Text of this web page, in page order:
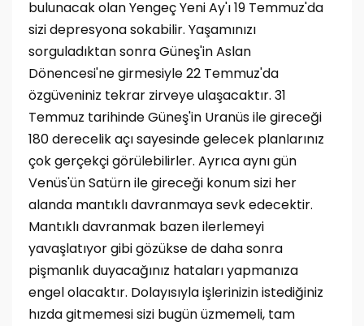
bulunacak olan Yengeç Yeni Ay'ı 19 Temmuz'da
sizi depresyona sokabilir. Yaşamınızı
sorguladıktan sonra Güneş'in Aslan
Dönencesi'ne girmesiyle 22 Temmuz'da
özgüveniniz tekrar zirveye ulaşacaktır. 31
Temmuz tarihinde Güneş'in Uranüs ile gireceği
180 derecelik açı sayesinde gelecek planlarınız
çok gerçekçi görülebilirler. Ayrıca aynı gün
Venüs'ün Satürn ile gireceği konum sizi her
alanda mantıklı davranmaya sevk edecektir.
Mantıklı davranmak bazen ilerlemeyi
yavaşlatıyor gibi gözükse de daha sonra
pişmanlık duyacağınız hataları yapmanıza
engel olacaktır. Dolayısıyla işlerinizin istediğiniz
hızda gitmemesi sizi bugün üzmemeli, tam